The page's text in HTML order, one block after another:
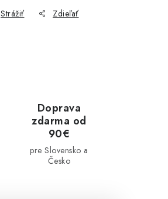
Strážiť Zdieľať
Doprava
zdarma od
90€
pre Slovensko a
Česko